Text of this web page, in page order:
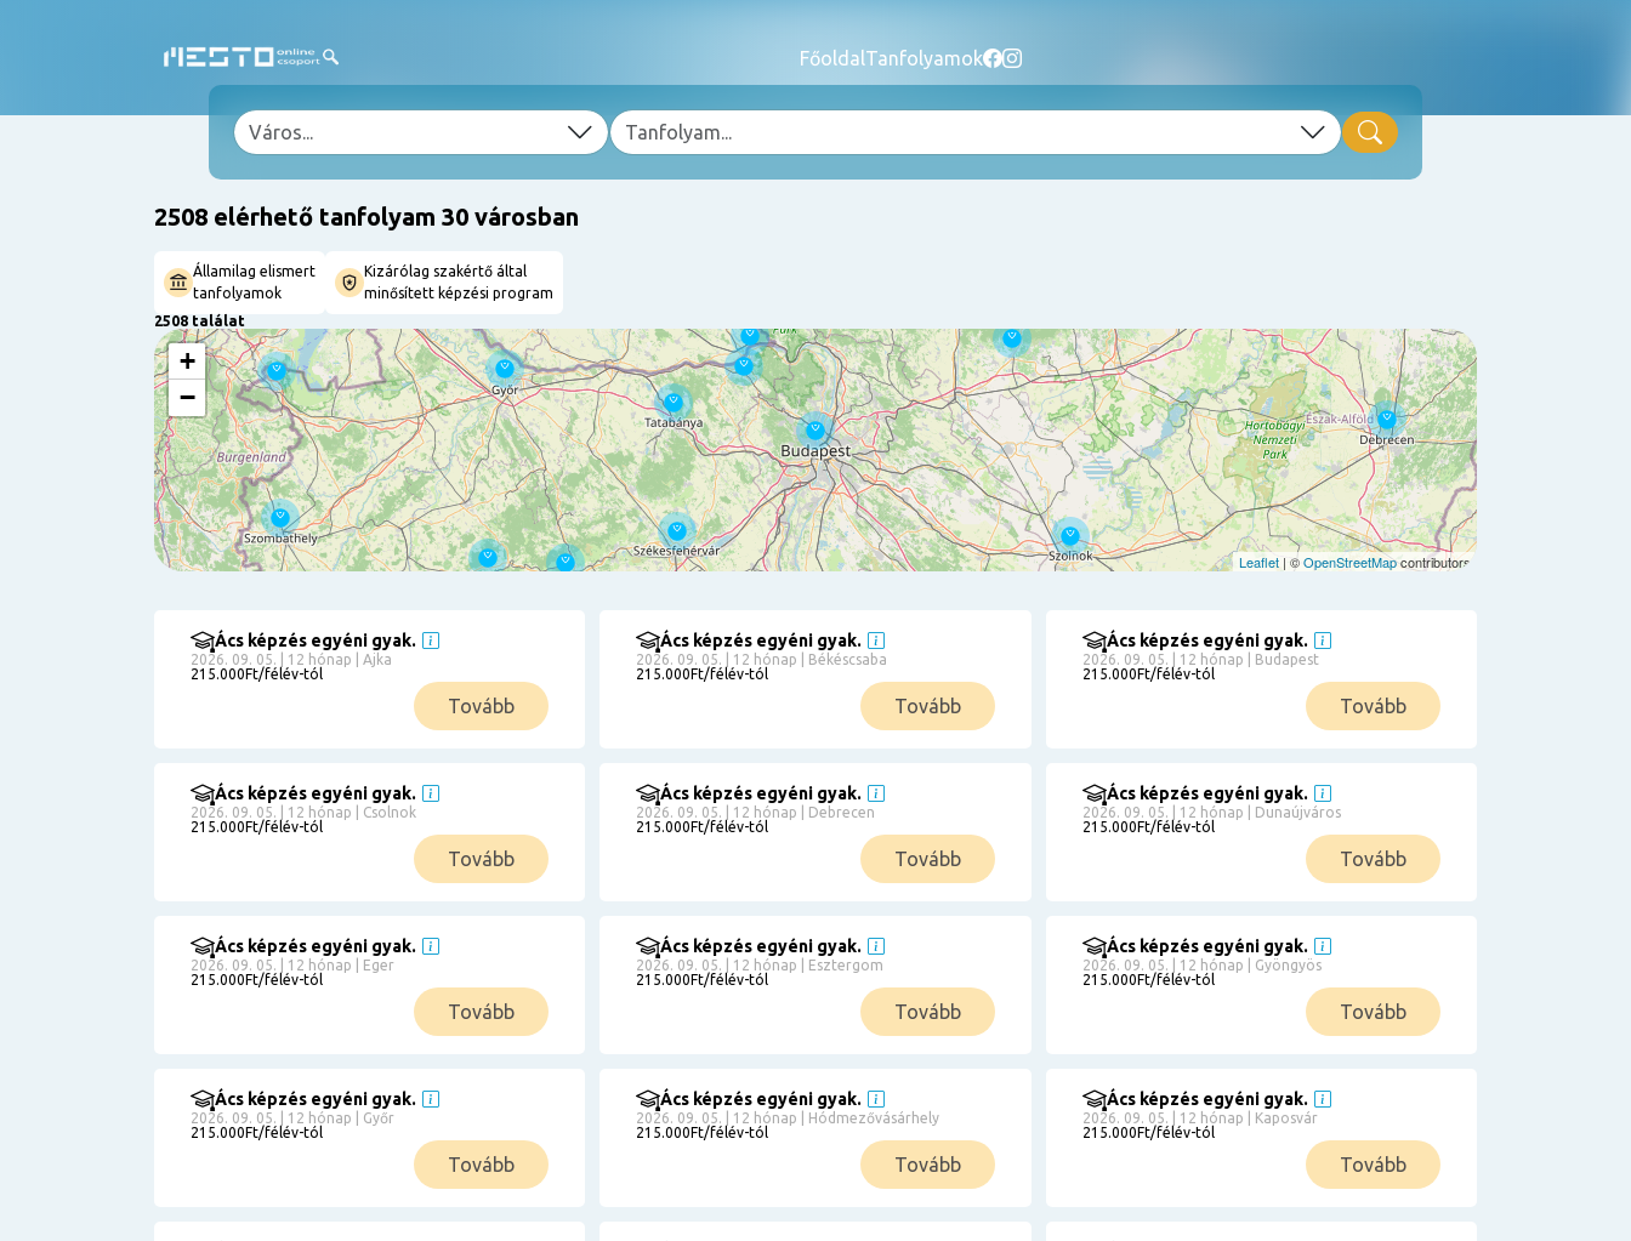
Főoldal Tanfolyamok
2508 elérhető tanfolyam 30 városban
Államilag elismert
tanfolyamok
Kizárólag szakértő által
minősített képzési program
2508 találat
+
−
Leaflet | ©OpenStreetMapcontributors
Szűrés
Érettségi
Részletfizetéssel
Ács képzés egyéni gyak.
2026. 09. 05. | 12 hónap | Ajka
215.000Ft/félév-tól
Tovább
Ács képzés egyéni gyak.
2026. 09. 05. | 12 hónap | Békéscsaba
215.000Ft/félév-tól
Tovább
Ács képzés egyéni gyak.
2026. 09. 05. | 12 hónap | Budapest
215.000Ft/félév-tól
Tovább
Ács képzés egyéni gyak.
2026. 09. 05. | 12 hónap | Csolnok
215.000Ft/félév-tól
Tovább
Ács képzés egyéni gyak.
2026. 09. 05. | 12 hónap | Debrecen
215.000Ft/félév-tól
Tovább
Ács képzés egyéni gyak.
2026. 09. 05. | 12 hónap | Dunaújváros
215.000Ft/félév-tól
Tovább
Ács képzés egyéni gyak.
2026. 09. 05. | 12 hónap | Eger
215.000Ft/félév-tól
Tovább
Ács képzés egyéni gyak.
2026. 09. 05. | 12 hónap | Esztergom
215.000Ft/félév-tól
Tovább
Ács képzés egyéni gyak.
2026. 09. 05. | 12 hónap | Gyöngyös
215.000Ft/félév-tól
Tovább
Ács képzés egyéni gyak.
2026. 09. 05. | 12 hónap | Győr
215.000Ft/félév-tól
Tovább
Ács képzés egyéni gyak.
2026. 09. 05. | 12 hónap | Hódmezővásárhely
215.000Ft/félév-tól
Tovább
Ács képzés egyéni gyak.
2026. 09. 05. | 12 hónap | Kaposvár
215.000Ft/félév-tól
Tovább